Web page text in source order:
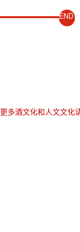
END
多酒文化和人文文化